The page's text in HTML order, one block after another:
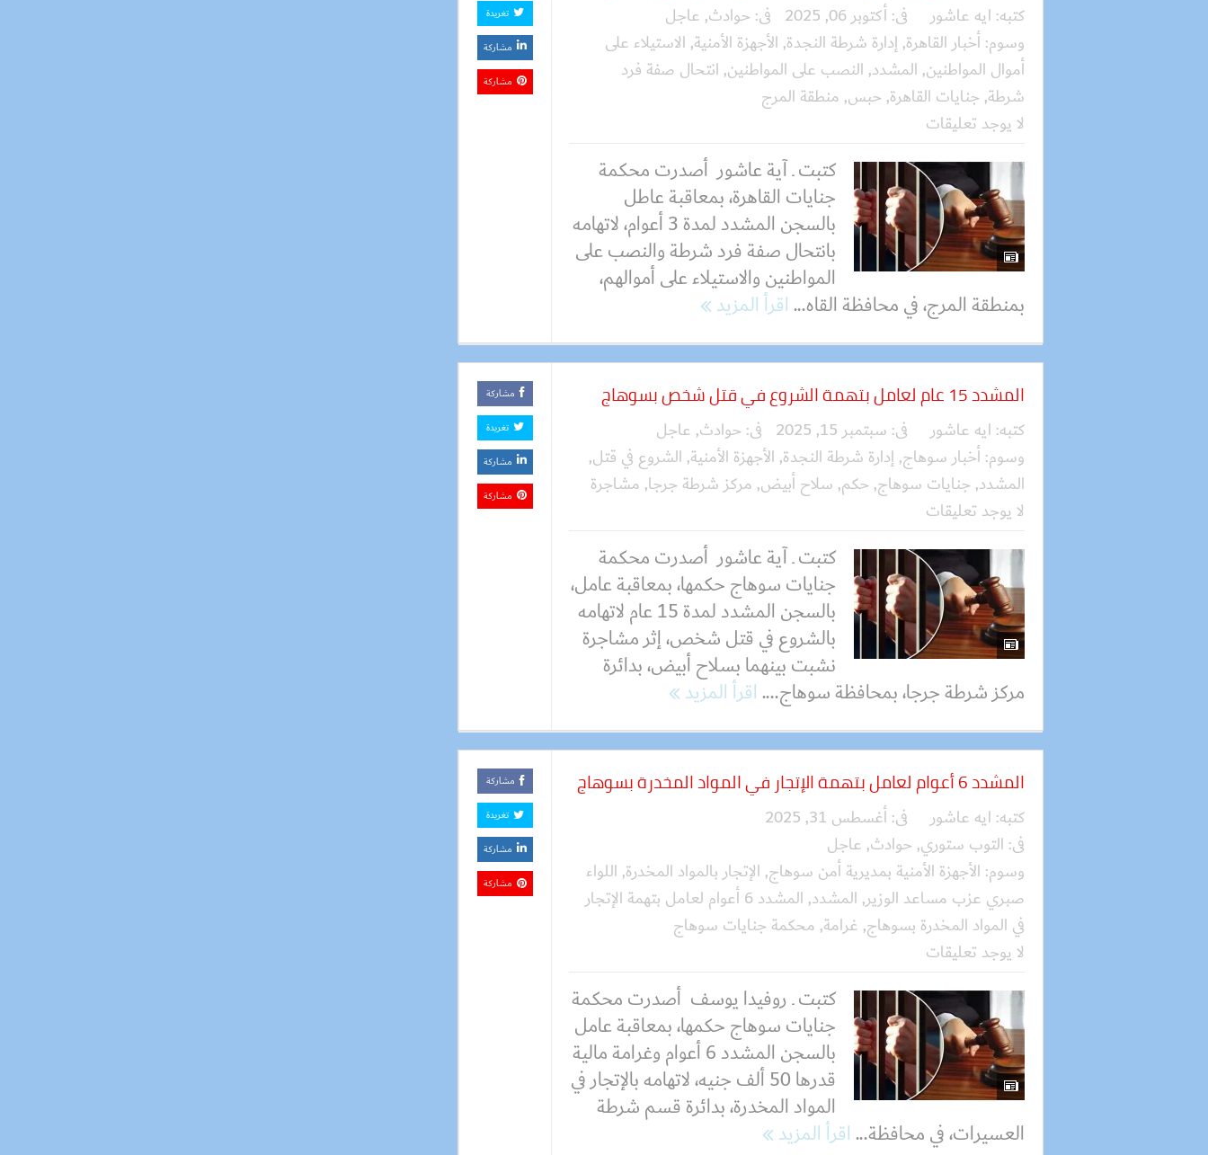
كتبه: ايه عاشور فى:أكتوبر 06, 2025 فى: حوادث, عاجل
وسوم:أخبار القاهرة, إدارة شرطة النجدة, الأجهزة الأمنية, الاستيلاء على
أموال المواطنين, المشدد, النصب على المواطنين, انتحال صفة فرد
شرطة, جنايات القاهرة, حبس, منطقة المرج
لا يوجد تعليقات
كتبت ـ آية عاشور أصدرت محكمة
جنايات القاهرة، بمعاقبة عاطل
بالسجن المشدد لمدة 3 أعوام، لاتهامه
بانتحال صفة فرد شرطة والنصب على
المواطنين والاستيلاء على أموالهم،
بمنطقة المرج، في محافظة القاه...اقرأ المزيد
تغريدة
مشاركة
مشاركة
المشدد 15 عام لعامل بتهمة الشروع في قتل شخص بسوهاج
كتبه: ايه عاشور فى: سبتمبر 15, 2025 فى: حوادث, عاجل
وسوم:أخبار سوهاج, إدارة شرطة النجدة, الأجهزة الأمنية, الشروع في قتل,
المشدد, جنايات سوهاج, حكم, سلاح أبيض, مركز شرطة جرجا, مشاجرة
لا يوجد تعليقات
كتبت ـ آية عاشور أصدرت محكمة
جنايات سوهاج حكمها، بمعاقبة عامل،
بالسجن المشدد لمدة 15 عام لاتهامه
بالشروع في قتل شخص، إثر مشاجرة
نشبت بينهما بسلاح أبيض، بدائرة
مركز شرطة جرجا، بمحافظة سوهاج....اقرأ المزيد
مشاركة
تغريدة
مشاركة
مشاركة
المشدد 6 أعوام لعامل بتهمة الإتجار في المواد المخدرة بسوهاج
كتبه: ايه عاشور فى:أغسطس 31, 2025
فى: التوب ستوري, حوادث, عاجل
وسوم: الأجهزة الأمنية بمديرية أمن سوهاج, الإتجار بالمواد المخدرة, اللواء
صبري عزب مساعد الوزير, المشدد,
المشدد 6 أعوام لعامل بتهمة الإتجار
في المواد المخدرة بسوهاج, غرامة, محكمة جنايات سوهاج
لا يوجد تعليقات
كتبت ـ روفيدا يوسف أصدرت محكمة
جنايات سوهاج حكمها، بمعاقبة عامل
بالسجن المشدد 6 أعوام وغرامة مالية
قدرها 50 ألف جنيه، لاتهامه بالإتجار في
المواد المخدرة، بدائرة قسم شرطة
العسيرات، في محافظة...اقرأ المزيد
مشاركة
تغريدة
مشاركة
مشاركة